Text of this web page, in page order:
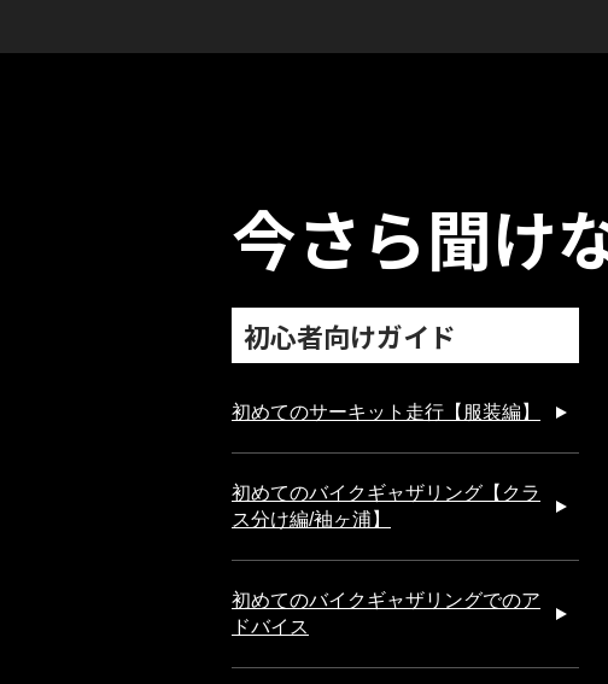
今さら聞け
初心者向けガイド
初めてのサーキット走行【服装編】
初めてのバイクギャザリング【クラ
ス分け編/袖ヶ浦】
初めてのバイクギャザリングでのア
ドバイス